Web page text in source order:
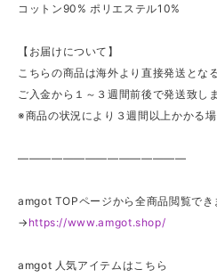
コットン90% ポリエステル10%
【お届けについて】
こちらの商品は海外より直接発送となる
ご入金から１～３週間前後で発送致しま
※商品の状況により３週間以上かかる場
———————————————
amgot TOPページから全商品閲覧でき
→ https://www.amgot.shop/
amgot 人気アイテムはこちら